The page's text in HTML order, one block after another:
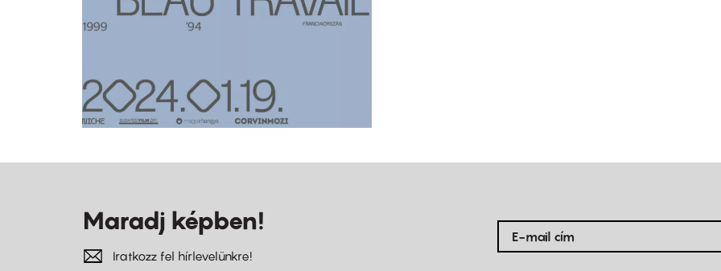
Maradj képben!
Iratkozz fel hírlevelünkre!